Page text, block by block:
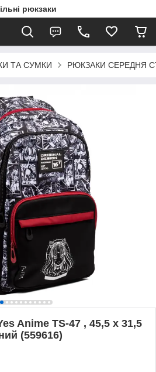
рюкзаки
ТА СУМКИ РЮКЗАКИ СЕРЕДНЯ
Anime TS-47 , 45,5 х 31,5
(559616)